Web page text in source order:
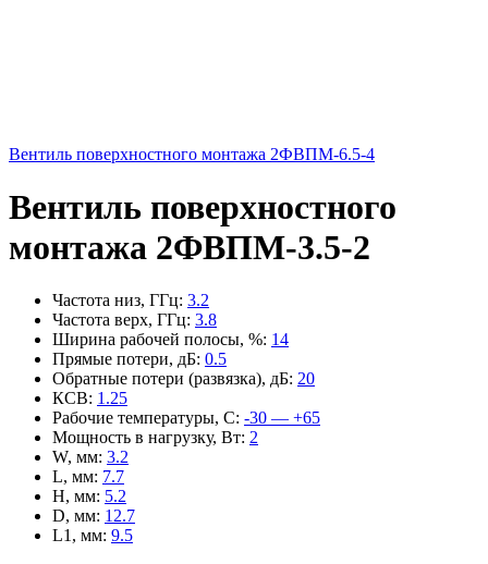
Вентиль поверхностного монтажа 2ФВПМ-6.5-4
Вентиль поверхностного
монтажа 2ФВПМ-3.5-2
Частота низ, ГГц: 3.2
Частота верх, ГГц: 3.8
Ширина рабочей полосы, %: 14
Прямые потери, дБ: 0.5
Обратные потери (развязка), дБ: 20
КСВ: 1.25
Рабочие температуры, С: -30 — +65
Мощность в нагрузку, Вт: 2
W, мм: 3.2
L, мм: 7.7
H, мм: 5.2
D, мм: 12.7
L1, мм: 9.5